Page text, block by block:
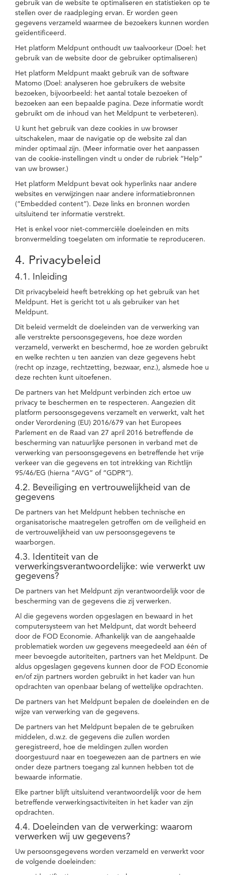
gebruik van de website te optimaliseren en statistieken op te
stellen over de raadpleging ervan. Er worden geen
gegevens verzameld waarmee de bezoekers kunnen worden
geïdentificeerd.
Het platform Meldpunt onthoudt uw taalvoorkeur (Doel: het
gebruik van de website door de gebruiker optimaliseren)
Het platform Meldpunt maakt gebruik van de software
Matomo (Doel: analyseren hoe gebruikers de website
bezoeken, bijvoorbeeld: het aantal totale bezoeken of
bezoeken aan een bepaalde pagina. Deze informatie wordt
gebruikt om de inhoud van het Meldpunt te verbeteren).
U kunt het gebruik van deze cookies in uw browser
uitschakelen, maar de navigatie op de website zal dan
minder optimaal zijn. (Meer informatie over het aanpassen
van de cookie-instellingen vindt u onder de rubriek “Help”
van uw browser.)
Het platform Meldpunt bevat ook hyperlinks naar andere
websites en verwijzingen naar andere informatiebronnen
(“Embedded content”). Deze links en bronnen worden
uitsluitend ter informatie verstrekt.
Het is enkel voor niet-commerciële doeleinden en mits
bronvermelding toegelaten om informatie te reproduceren.
4. Privacybeleid
4.1. Inleiding
Dit privacybeleid heeft betrekking op het gebruik van het
Meldpunt. Het is gericht tot u als gebruiker van het
Meldpunt.
Dit beleid vermeldt de doeleinden van de verwerking van
alle verstrekte persoonsgegevens, hoe deze worden
verzameld, verwerkt en beschermd, hoe ze worden gebruikt
en welke rechten u ten aanzien van deze gegevens hebt
(recht op inzage, rechtzetting, bezwaar, enz.), alsmede hoe u
deze rechten kunt uitoefenen.
De partners van het Meldpunt verbinden zich ertoe uw
privacy te beschermen en te respecteren. Aangezien dit
platform persoonsgegevens verzamelt en verwerkt, valt het
onder Verordening (EU) 2016/679 van het Europees
Parlement en de Raad van 27 april 2016 betreffende de
bescherming van natuurlijke personen in verband met de
verwerking van persoonsgegevens en betreffende het vrije
verkeer van die gegevens en tot intrekking van Richtlijn
95/46/EG (hierna “AVG” of “GDPR”).
4.2. Beveiliging en vertrouwelijkheid van de
gegevens
De partners van het Meldpunt hebben technische en
organisatorische maatregelen getroffen om de veiligheid en
de vertrouwelijkheid van uw persoonsgegevens te
waarborgen.
4.3. Identiteit van de
verwerkingsverantwoordelijke: wie verwerkt uw
gegevens?
De partners van het Meldpunt zijn verantwoordelijk voor de
bescherming van de gegevens die zij verwerken.
Al die gegevens worden opgeslagen en bewaard in het
computersysteem van het Meldpunt, dat wordt beheerd
door de FOD Economie. Afhankelijk van de aangehaalde
problematiek worden uw gegevens meegedeeld aan één of
meer bevoegde autoriteiten, partners van het Meldpunt. De
aldus opgeslagen gegevens kunnen door de FOD Economie
en/of zijn partners worden gebruikt in het kader van hun
opdrachten van openbaar belang of wettelijke opdrachten.
De partners van het Meldpunt bepalen de doeleinden en de
wijze van verwerking van de gegevens.
De partners van het Meldpunt bepalen de te gebruiken
middelen, d.w.z. de gegevens die zullen worden
geregistreerd, hoe de meldingen zullen worden
doorgestuurd naar en toegewezen aan de partners en wie
onder deze partners toegang zal kunnen hebben tot de
bewaarde informatie.
Elke partner blijft uitsluitend verantwoordelijk voor de hem
betreffende verwerkingsactiviteiten in het kader van zijn
opdrachten.
4.4. Doeleinden van de verwerking: waarom
verwerken wij uw gegevens?
Uw persoonsgegevens worden verzameld en verwerkt voor
de volgende doeleinden: